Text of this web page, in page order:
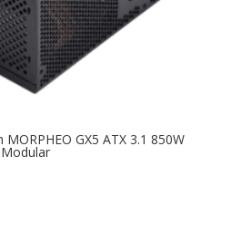
GX5 ATX 3.1 850W